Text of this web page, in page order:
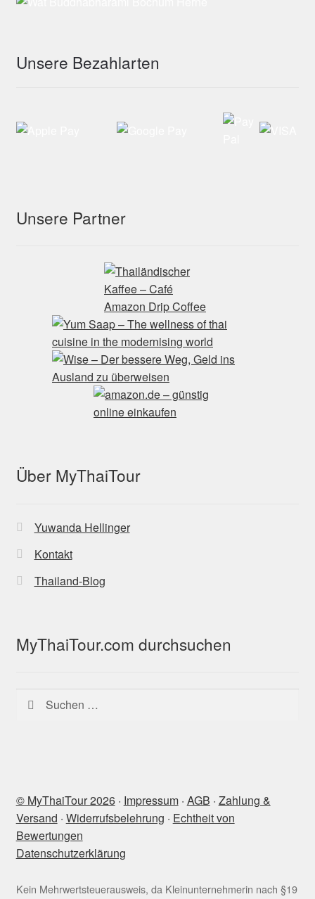
Unsere Bezahlarten
Unsere Partner
Über MyThaiTour
Yuwanda Hellinger
Kontakt
Thailand-Blog
MyThaiTour.com durchsuchen
Suchen
nach:
© MyThaiTour 2026‧ Impressum‧ AGB ‧ Zahlung &
Versand ‧ Widerrufsbelehrung ‧ Echtheit von
Bewertungen
Datenschutzerklärung
Kein Mehrwertsteuerausweis, da Kleinunternehmerin nach §19